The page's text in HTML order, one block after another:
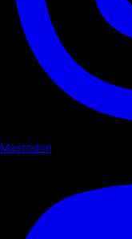
Mastodon